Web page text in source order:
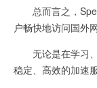
总而言之，
户畅快地访问国外
无论是在学习、
稳定、高效的加速服